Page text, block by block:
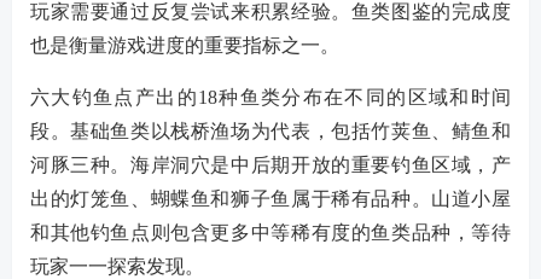
玩家需要通过反复尝试来积累经验。鱼类图鉴的完成度
也是衡量游戏进度的重要指标之一。
六大钓鱼点产出的18种鱼类分布在不同的区域和时间
段。基础鱼类以栈桥渔场为代表，包括竹荚鱼、鲭鱼和
河豚三种。海岸洞穴是中后期开放的重要钓鱼区域，产
出的灯笼鱼、蝴蝶鱼和狮子鱼属于稀有品种。山道小屋
和其他钓鱼点则包含更多中等稀有度的鱼类品种，等待
玩家一一探索发现。